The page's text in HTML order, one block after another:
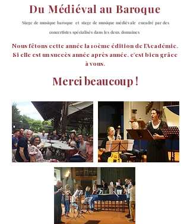
Du Médiéval au Baroque
Stage de musique baroque et stage de musique médiévale encadré par des
concertistes spécialisés dans les deux domaines
Nous fêtons cette année la 10ème édition de l'Académie.
Si elle est un succès année après année, c'est bien grâce
à vous.
Merci beaucoup !